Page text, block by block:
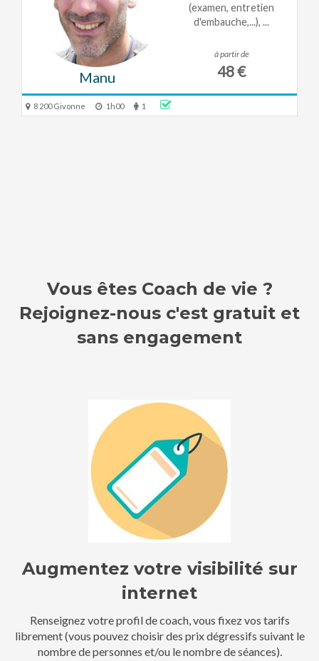
Manu
(examen, entretien
d'embauche,...), ...
à partir de
48 €
8 200 Givonne 1h00 1
Vous êtes Coach de vie ?
Rejoignez-nous c'est gratuit et
sans engagement
Augmentez votre visibilité sur
internet
Renseignez votre profil de coach, vous fixez vos tarifs
librement (vous pouvez choisir des prix dégressifs suivant le
nombre de personnes et/ou le nombre de séances).